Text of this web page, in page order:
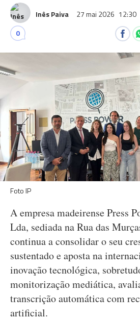
Inês Paiva 27 mai 2026 12:30
0
Foto IP
A empresa madeirense Press
Lda, sediada na Rua das
continua a consolidar o seu
sustentado e aposta na
inovação tecnológica,
monitorização mediática,
transcrição automática com
artificial.